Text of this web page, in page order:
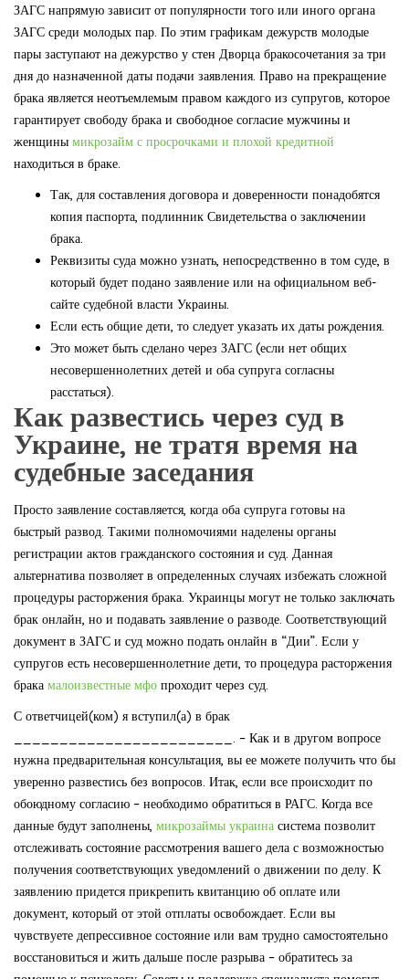
ЗАГС напрямую зависит от популярности того или иного органа
ЗАГС среди молодых пар. По этим графикам дежурств молодые
пары заступают на дежурство у стен Дворца бракосочетания за три
дня до назначенной даты подачи заявления. Право на прекращение
брака является неотъемлемым правом каждого из супругов, которое
гарантирует свободу брака и свободное согласие мужчины и
женщины микрозайм с просрочками и плохой кредитной
находиться в браке.
Так, для составления договора и доверенности понадобятся
копия паспорта, подлинник Свидетельства о заключении
брака.
Реквизиты суда можно узнать, непосредственно в том суде, в
который будет подано заявление или на официальном веб-
сайте судебной власти Украины.
Если есть общие дети, то следует указать их даты рождения.
Это может быть сделано через ЗАГС (если нет общих
несовершеннолетних детей и оба супруга согласны
расстаться).
Как развестись через суд в
Украине, не тратя время на
судебные заседания
Просто заявление составляется, когда оба супруга готовы на
быстрый развод. Такими полномочиями наделены органы
регистрации актов гражданского состояния и суд. Данная
альтернатива позволяет в определенных случаях избежать сложной
процедуры расторжения брака. Украинцы могут не только заключать
брак онлайн, но и подавать заявление о разводе. Соответствующий
документ в ЗАГС и суд можно подать онлайн в “Дии”. Если у
супругов есть несовершеннолетние дети, то процедура расторжения
брака малоизвестные мфо проходит через суд.
С ответчицей(ком) я вступил(а) в брак
________________________. – Как и в другом вопросе
нужна предварительная консультация, вы ее можете получить что бы
уверенно развестись без вопросов. Итак, если все происходит по
обоюдному согласию – необходимо обратиться в РАГС. Когда все
данные будут заполнены, микрозаймы украина система позволит
отслеживать состояние рассмотрения вашего дела с возможностью
получения соответствующих уведомлений о движении по делу. К
заявлению придется прикрепить квитанцию об оплате или
документ, который от этой отплаты освобождает. Если вы
чувствуете депрессивное состояние или вам трудно самостоятельно
восстановиться и жить дальше после разрыва – обратитесь за